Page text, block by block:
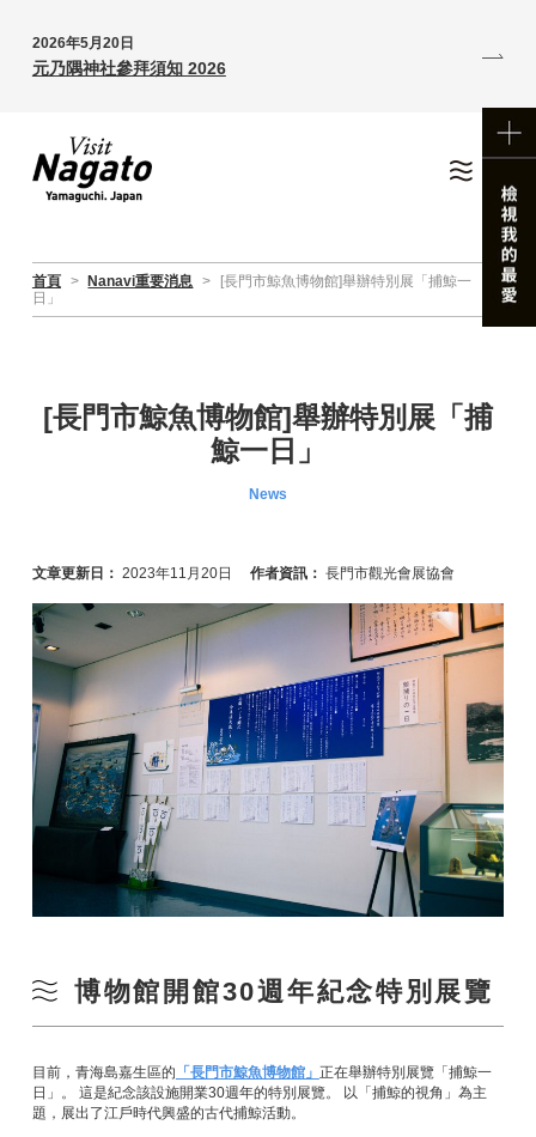
2026年5月20日
元乃隅神社參拜須知 2026
首頁 > Nanavi重要消息 >
[長門市鯨魚博物館]舉辦特別展「捕鯨一
日」
[長門市鯨魚博物館]舉辦特別展「捕
鯨一日」
News
文章更新日： 2023年11月20日 作者資訊： 長門市觀光會展協會
博物館開館30週年紀念特別展覽
目前，青海島嘉生區的 「長門市鯨魚博物館」 正在舉辦特別展覽「捕鯨一
日」。 這是紀念該設施開業30週年的特別展覽。 以「捕鯨的視角」為主
題，展出了江戶時代興盛的古代捕鯨活動。